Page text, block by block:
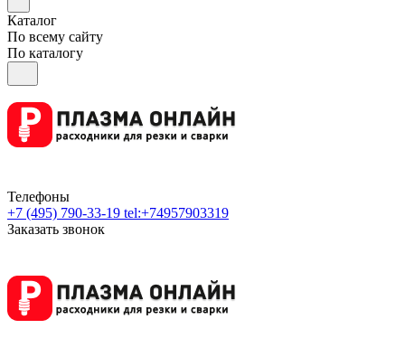
Каталог
По всему сайту
По каталогу
Телефоны
+7 (495) 790-33-19 tel:+74957903319
Заказать звонок